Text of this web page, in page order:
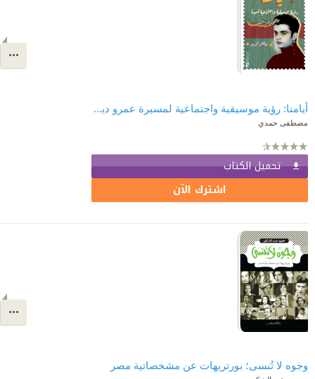
أيامنا: رؤية موسيقية واجتماعية لمسيرة عمرو دياب
مصطفى حمدي
تحميل الكتاب
اشترك الآن
وجوه لا تُنسى؛ بورتريهات عن مشخصاتية مصر